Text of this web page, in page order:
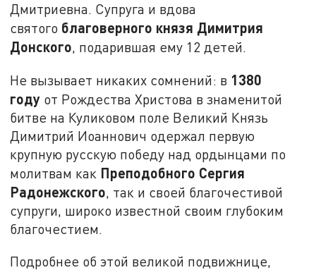
Дмитриевна. Супруга и вдова
святого благоверного князя Димитрия
Донского, подарившая ему 12 детей.
Не вызывает никаких сомнений: в 1380
году от Рождества Христова в знаменитой
битве на Куликовом поле Великий Князь
Димитрий Иоаннович одержал первую
крупную русскую победу над ордынцами по
молитвам как Преподобного Сергия
Радонежского, так и своей благочестивой
супруги, широко известной своим глубоким
благочестием.
Подробнее об этой великой подвижнице,